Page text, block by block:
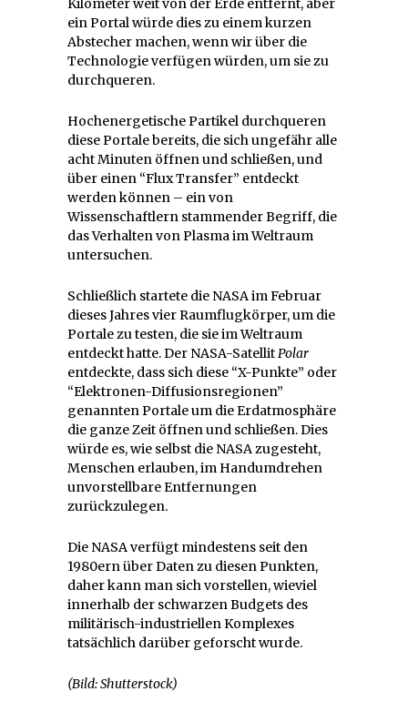
Kilometer weit von der Erde entfernt, aber
ein Portal würde dies zu einem kurzen
Abstecher machen, wenn wir über die
Technologie verfügen würden, um sie zu
durchqueren.
Hochenergetische Partikel durchqueren
diese Portale bereits, die sich ungefähr alle
acht Minuten öffnen und schließen, und
über einen “Flux Transfer” entdeckt
werden können – ein von
Wissenschaftlern stammender Begriff, die
das Verhalten von Plasma im Weltraum
untersuchen.
Schließlich startete die NASA im Februar
dieses Jahres vier Raumflugkörper, um die
Portale zu testen, die sie im Weltraum
entdeckt hatte. Der NASA-SatellitPolar
entdeckte, dass sich diese “X-Punkte” oder
“Elektronen-Diffusionsregionen”
genannten Portale um die Erdatmosphäre
die ganze Zeit öffnen und schließen. Dies
würde es, wie selbst die NASA zugesteht,
Menschen erlauben, im Handumdrehen
unvorstellbare Entfernungen
zurückzulegen.
Die NASA verfügt mindestens seit den
1980ern über Daten zu diesen Punkten,
daher kann man sich vorstellen, wieviel
innerhalb der schwarzen Budgets des
militärisch-industriellen Komplexes
tatsächlich darüber geforscht wurde.
(Bild: Shutterstock)